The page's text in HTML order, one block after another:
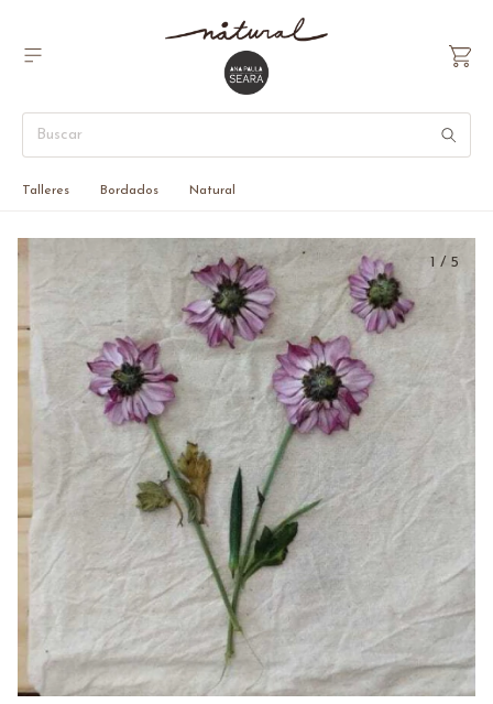
Talleres Bordados Natural
1 / 5